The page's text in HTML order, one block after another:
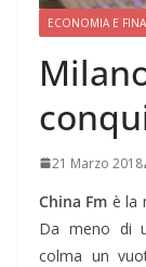
ECONOMIA E
21 Marzo 2018
China Fm è la
Da meno di
colma un